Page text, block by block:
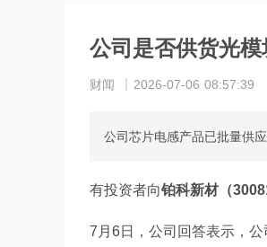
公司是否供货光
财闻 2026-07-06 08:57:39
公司芯片电感产品已批量供
有投资者向铂科新材（
7月6日，公司回答表示，